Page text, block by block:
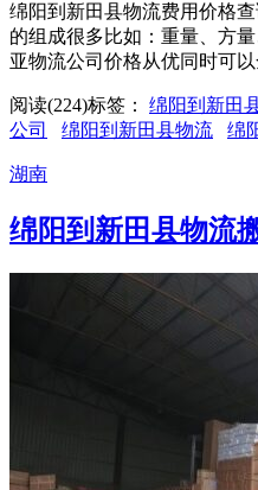
绵阳到新田县物流费用价格
的组成很多比如：重量、方
亚物流公司价格从优同时可
阅读(224)标签： 绵阳到新田
公司
绵阳到新田县物流 绵
湖南
绵阳到新田县物流